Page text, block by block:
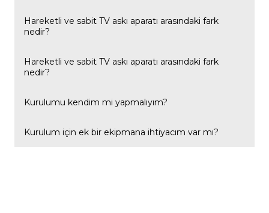
ölçüsüne göre uygun modeli seçebilirsiniz.
VESA, TV'nizin arkasındaki montaj deliklerinin standart
ölçüsünü ifade eder. Bu bilgiyi TV'nizin kullanım
Hareketli ve sabit TV askı aparatı arasındaki fark
nedir?
Hareketli modeller TV'nin açısını ve duvara olan mesafesini
ayarlamanıza imkân tanır; sabit modeller ise TV'yi duvara
Hareketli ve sabit TV askı aparatı arasındaki fark
nedir?
Hareketli modeller TV'nin açısını ve duvara olan mesafesini
sabit, tek bir konumda monte eder.
Kurulumu kendim mi yapmalıyım?
Çoğu modelimiz temel el aletleriyle kendi başınıza
Kurulum için ek bir ekipmana ihtiyacım var mı?